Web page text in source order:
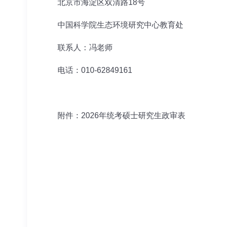
北京市海淀区双清路18号
中国科学院生态环境研究中心教育处
联系人：冯老师
电话：010-62849161
附件：2026年统考硕士研究生政审表